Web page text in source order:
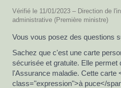
Vérifié le 11/01/2023 – Direction de
administrative (Première ministre)
Vous vous posez des questions
Sachez que c'est une carte
sécurisée et gratuite. Elle permet
l'Assurance maladie. Cette carte
class="expression">à puce</